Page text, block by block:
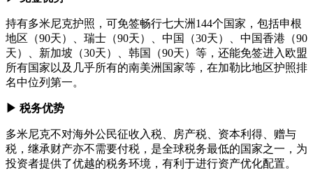
持有多米尼克护照，可免签畅行七大洲144个国家，包括申根
地区（90天）、瑞士（90天）、中国（30天）、中国香港（90
天）、新加坡（30天）、韩国（90天）等，还能免签进入欧盟
所有国家以及几乎所有的南美洲国家等，在加勒比地区护照排
名中位列第一。
▶ 税务优势
多米尼克不对海外公民征收入税、房产税、资本利得、赠与
税，继承财产亦不需要付税，是全球税务最低的国家之一，为
投资者提供了优越的税务环境，有利于进行资产优化配置。